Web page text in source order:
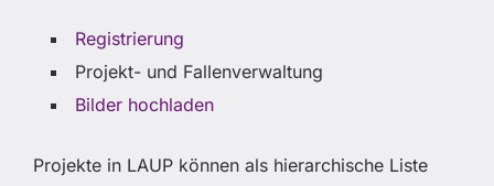
Registrierung
Projekt- und Fallenverwaltung
Bilder hochladen
Projekte in LAUP können als hierarchische Liste